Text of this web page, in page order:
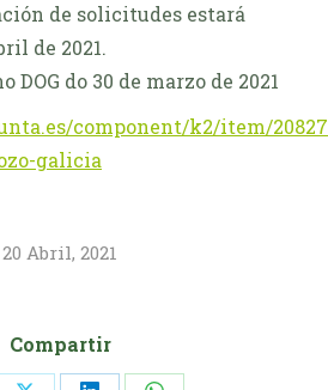
de solicitudes estará
de 2021.
do 30 de marzo de 2021
component/k2/item/
galicia
20 Abril, 2021
Compartir